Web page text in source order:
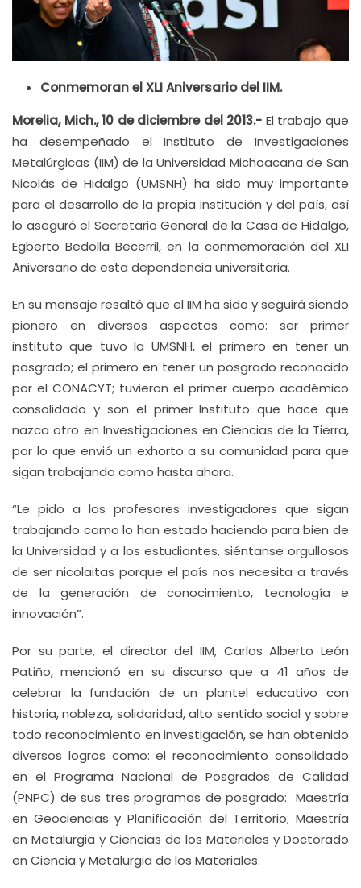
Conmemoran el XLI Aniversario del IIM.
Morelia, Mich., 10 de diciembre del 2013.- El trabajo que
ha desempeñado el Instituto de Investigaciones
Metalúrgicas (IIM) de la Universidad Michoacana de San
Nicolás de Hidalgo (UMSNH) ha sido muy importante
para el desarrollo de la propia institución y del país, así
lo aseguró el Secretario General de la Casa de Hidalgo,
Egberto Bedolla Becerril, en la conmemoración del XLI
Aniversario de esta dependencia universitaria.
En su mensaje resaltó que el IIM ha sido y seguirá siendo
pionero en diversos aspectos como: ser primer
instituto que tuvo la UMSNH, el primero en tener un
posgrado; el primero en tener un posgrado reconocido
por el CONACYT; tuvieron el primer cuerpo académico
consolidado y son el primer Instituto que hace que
nazca otro en Investigaciones en Ciencias de la Tierra,
por lo que envió un exhorto a su comunidad para que
sigan trabajando como hasta ahora.
“Le pido a los profesores investigadores que sigan
trabajando como lo han estado haciendo para bien de
la Universidad y a los estudiantes, siéntanse orgullosos
de ser nicolaitas porque el país nos necesita a través
de la generación de conocimiento, tecnología e
innovación”.
Por su parte, el director del IIM, Carlos Alberto León
Patiño, mencionó en su discurso que a 41 años de
celebrar la fundación de un plantel educativo con
historia, nobleza, solidaridad, alto sentido social y sobre
todo reconocimiento en investigación, se han obtenido
diversos logros como: el reconocimiento consolidado
en el Programa Nacional de Posgrados de Calidad
(PNPC) de sus tres programas de posgrado: Maestría
en Geociencias y Planificación del Territorio; Maestría
en Metalurgia y Ciencias de los Materiales y Doctorado
en Ciencia y Metalurgia de los Materiales.